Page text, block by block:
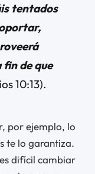
tentados
fin de que
10:13).
por ejemplo, lo
te lo garantiza.
difícil cambiar